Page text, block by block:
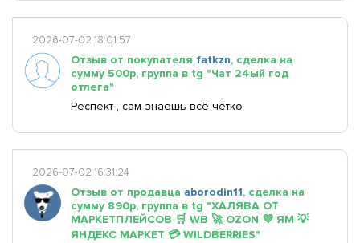
2026-07-02 18:01:57
Отзыв от покупателя fatkzn, сделка на
сумму 500р, группа в tg "Чат 24ый год
отлега"
Респект , сам знаешь всё чётко
2026-07-02 16:31:24
Отзыв от продавца aborodin11, сделка на
сумму 890р, группа в tg "ХАЛЯВА ОТ
МАРКЕТПЛЕЙСОВ 🛒 WB 🚀 OZON 💜 ЯМ 💡
ЯНДЕКС МАРКЕТ 💳 WILDBERRIES"